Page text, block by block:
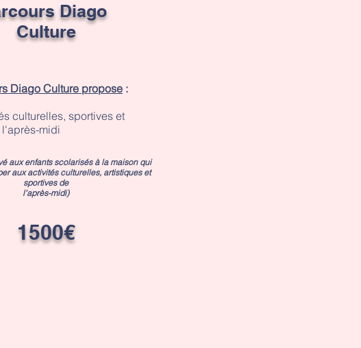
Diago
Culture
Diago Culture propose :
culturelles, sportives et
l'après-midi
aux enfants scolarisés à la maison qui
aux activités culturelles, artistiques et
sportives de
l'après-midi)
1500€